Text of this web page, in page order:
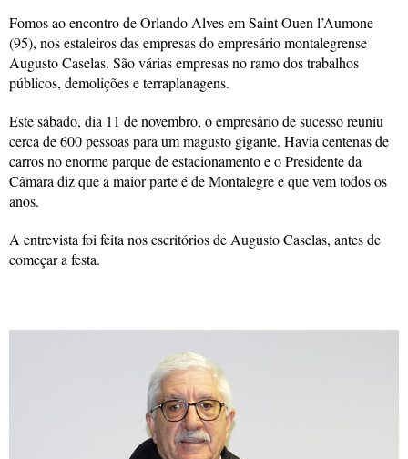
Fomos ao encontro de Orlando Alves em Saint Ouen l’Aumone
(95), nos estaleiros das empresas do empresário montalegrense
Augusto Caselas. São várias empresas no ramo dos trabalhos
públicos, demolições e terraplanagens.
Este sábado, dia 11 de novembro, o empresário de sucesso reuniu
cerca de 600 pessoas para um magusto gigante. Havia centenas de
carros no enorme parque de estacionamento e o Presidente da
Câmara diz que a maior parte é de Montalegre e que vem todos os
anos.
A entrevista foi feita nos escritórios de Augusto Caselas, antes de
começar a festa.